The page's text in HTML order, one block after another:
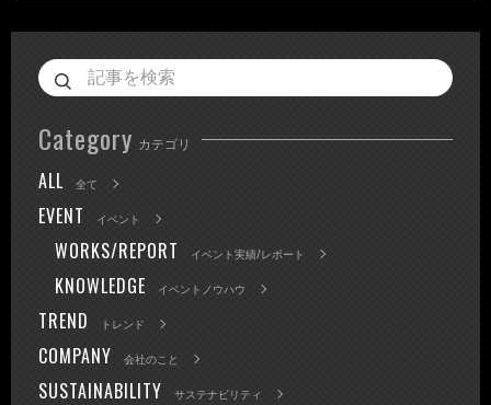
Category カテゴリ
ALL 全て
EVENT イベント
WORKS/REPORT イベント実績/レポート
KNOWLEDGE イベントノウハウ
TREND トレンド
COMPANY 会社のこと
SUSTAINABILITY サステナビリティ